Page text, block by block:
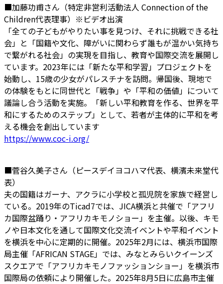
■加藤功甫さん（特定非営利活動法人 Connection of the
Children代表理事）※ビデオ出演
「全ての子どもがやりたい事を見つけ、それに挑戦できる社
会」と「国籍や文化、障がいに関わらず誰もが温かい気持ち
で繋がれる社会」の実現を目指し、教育や国際交流を展開し
ています。2023年には「新たな平和学習」プロジェクトを
始動し、15歳の少女がパレスチナを訪問。帰国後、現地で
の体験をもとに同世代と「戦争」や「平和の価値」について
議論し合う活動を実施。「新しい平和教育を作る、世界を平
和にするためのステップ」として、若者が主体的に平和を考
える機会を創出しています
https://www.coc-i.org/
■菅谷久美子さん（ピースデイヨコハマ代表、横濱未来堂代
表）
夫の国籍はガーナ、アクラに小学校と孤児院を家族で経営し
ている。2019年のTicad7では、JICA横浜と共催で「アフリ
カ国際盆踊り・アフリカキモノショー」を主催。以後、キモ
ノや日本文化を通して国際文化交流イベントや平和イベント
を横浜を中心に定期的に開催。2025年2月には、横浜市国際
局主催「AFRICAN STAGE」では、みなとみらいクイーンズ
スクエアで「アフリカキモノファッションショー」を横浜市
国際局の依頼により開催した。2025年8月5日に広島市主催